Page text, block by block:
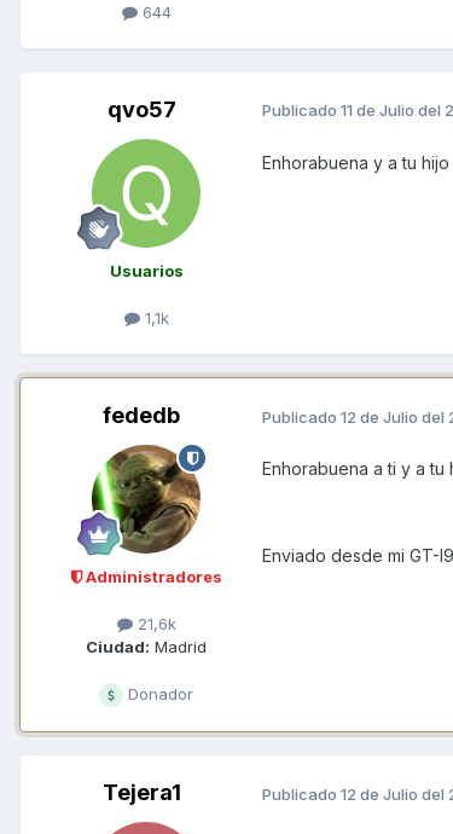
644
qvo57
Usuarios
1,1k
Publicado 11 de Julio del
Enhorabuena y a tu
fededb
Administradores
21,6k
Ciudad: Madrid
Donador
Publicado 12 de Julio del
Enhorabuena a ti y a
Enviado desde mi GT-
Tejera1 Publicado 12 de Julio del